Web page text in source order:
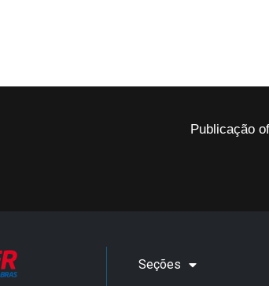
Publicação
Seções